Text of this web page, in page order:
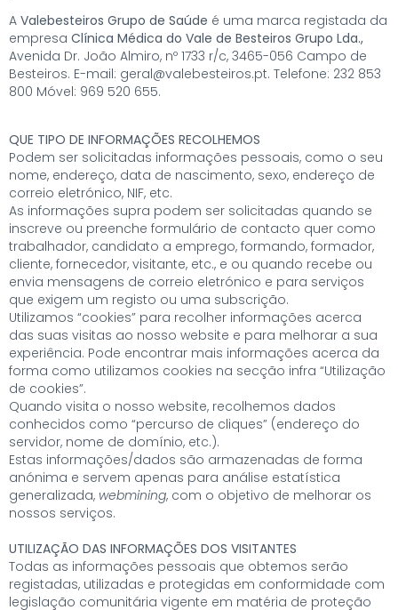
A Valebesteiros Grupo de Saúde é uma marca registada da
empresa Clínica Médica do Vale de Besteiros Grupo Lda.,
Avenida Dr. João Almiro, nº 1733 r/c, 3465-056 Campo de
Besteiros. E-mail: geral@valebesteiros.pt. Telefone: 232 853
800 Móvel: 969 520 655.
QUE TIPO DE INFORMAÇÕES RECOLHEMOS
Podem ser solicitadas informações pessoais, como o seu
nome, endereço, data de nascimento, sexo, endereço de
correio eletrónico, NIF, etc.
As informações supra podem ser solicitadas quando se
inscreve ou preenche formulário de contacto quer como
trabalhador, candidato a emprego, formando, formador,
cliente, fornecedor, visitante, etc., e ou quando recebe ou
envia mensagens de correio eletrónico e para serviços
que exigem um registo ou uma subscrição.
Utilizamos “cookies” para recolher informações acerca
das suas visitas ao nosso website e para melhorar a sua
experiência. Pode encontrar mais informações acerca da
forma como utilizamos cookies na secção infra “Utilização
de cookies”.
Quando visita o nosso website, recolhemos dados
conhecidos como “percurso de cliques” (endereço do
servidor, nome de domínio, etc.).
Estas informações/dados são armazenadas de forma
anónima e servem apenas para análise estatística
generalizada, webmining, com o objetivo de melhorar os
nossos serviços.
UTILIZAÇÃO DAS INFORMAÇÕES DOS VISITANTES
Todas as informações pessoais que obtemos serão
registadas, utilizadas e protegidas em conformidade com
legislação comunitária vigente em matéria de proteção